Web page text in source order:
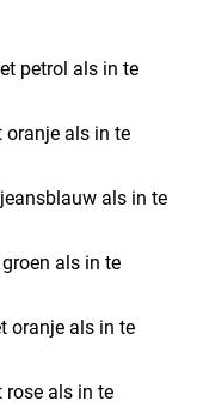
petrol als in te
oranje als in te
als in te
als in te
oranje als in te
rose als in te